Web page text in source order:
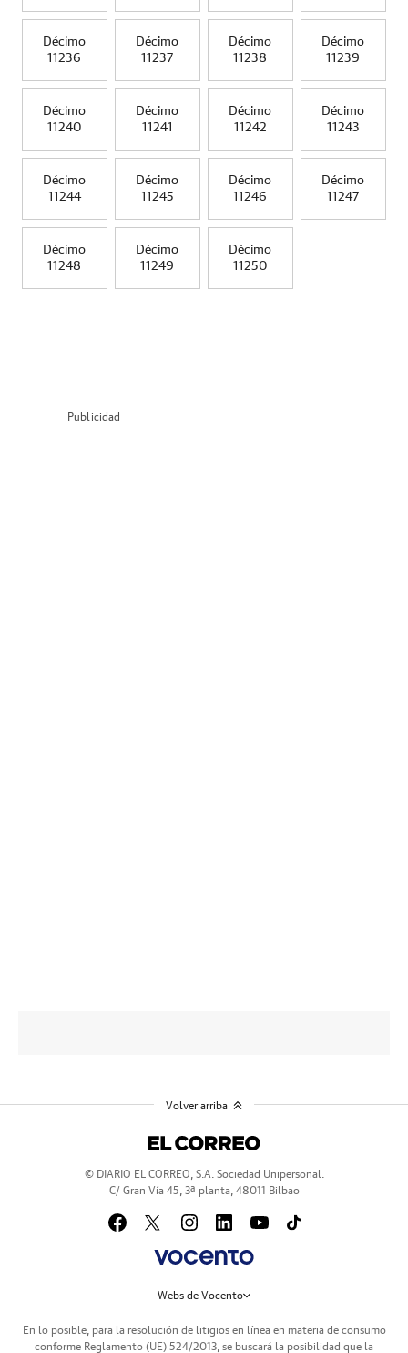
Décimo
11236
Décimo
11237
Décimo
11238
Décimo
11239
Décimo
11240
Décimo
11241
Décimo
11242
Décimo
11243
Décimo
11244
Décimo
11245
Décimo
11246
Décimo
11247
Décimo
11248
Décimo
11249
Décimo
11250
Publicidad
© DIARIO EL CORREO, S.A. Sociedad Unipersonal.
C/ Gran Vía 45, 3ª planta, 48011 Bilbao
Webs de Vocento
En lo posible, para la resolución de litigios en línea en materia de consumo
conforme Reglamento (UE) 524/2013, se buscará la posibilidad que la
Volver arriba